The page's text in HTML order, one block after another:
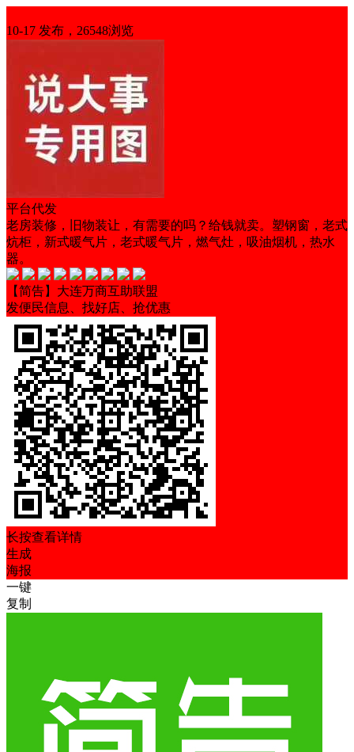
10-17 发布，26548浏览
平台代发
老房装修，旧物装让，有需要的吗？给钱就卖。塑钢窗，老式
炕柜，新式暖气片，老式暖气片，燃气灶，吸油烟机，热水
器。
【简告】大连万商互助联盟
发便民信息、找好店、抢优惠
长按查看详情
生成
海报
一键
复制